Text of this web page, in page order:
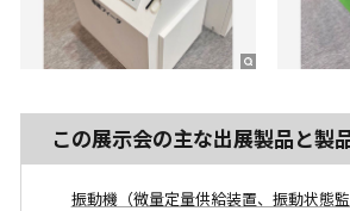
この展示会の主な出展製品と製
振動機（微量定量供給装置、振動状態